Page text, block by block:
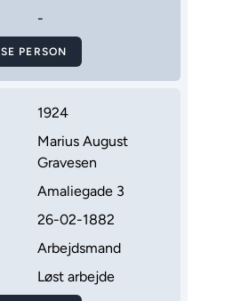
-
SE PERSON
1924
Marius August
Gravesen
Amaliegade 3
26-02-1882
Arbejdsmand
Løst arbejde